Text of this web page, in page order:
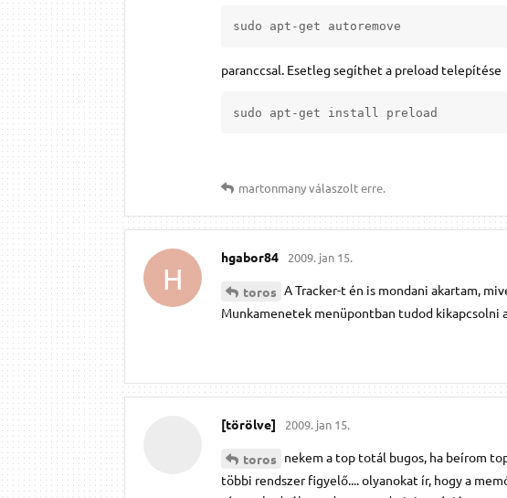
sudo apt-get autoremove
paranccsal. Esetleg segíthet a preload telepítése
sudo apt-get install preload
martonmanyválaszolt erre.
H
hgabor84 2009. jan 15.
toros A Tracker-t én is mondani akartam,
Munkamenetek menüpontban tudod kikapcsolni
[törölve] 2009. jan 15.
toros nekem a top totál bugos, ha beírom
többi rendszer figyelő.... olyanokat ír, hogy a